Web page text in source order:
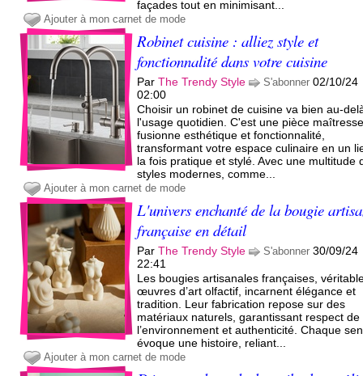
façades tout en minimisant...
Ajouter à mon carnet de mode
Robinet cuisine : alliez style et
fonctionnalité dans votre cuisine
ParThe Trendy Style S'abonner 02/10/24
02:00
Choisir un robinet de cuisine va bien au-
l'usage quotidien. C'est une pièce
fusionne esthétique et fonctionnalité,
transformant votre espace culinaire en un
la fois pratique et stylé. Avec une multitude
styles modernes, comme...
Ajouter à mon carnet de mode
L'univers enchanté de la bougie
française en détail
ParThe Trendy Style S'abonner 30/09/24
22:41
Les bougies artisanales françaises,
œuvres d’art olfactif, incarnent élégance et
tradition. Leur fabrication repose sur des
matériaux naturels, garantissant respect de
l’environnement et authenticité. Chaque
évoque une histoire, reliant...
Ajouter à mon carnet de mode